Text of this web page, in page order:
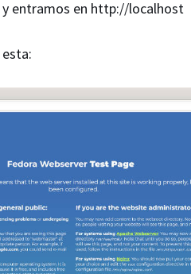
entramos en http://localhost